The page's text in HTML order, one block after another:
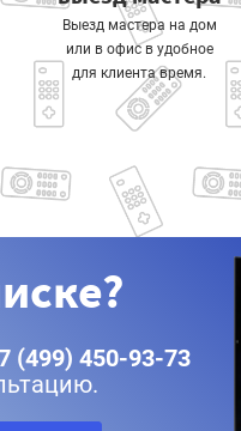
Выезд мастера на дом
или в офис в удобное
для клиента время.
(499) 450-93-73